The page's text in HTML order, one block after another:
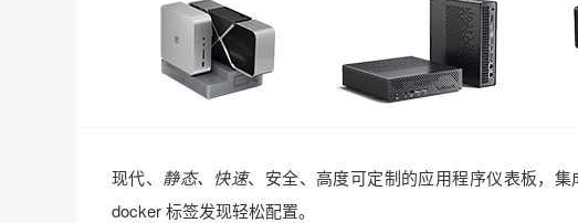
现代、 静态、快速、安全、高度可定制的应用程序仪表板，
docker 标签发现轻松配置。